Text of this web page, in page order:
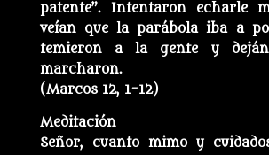
patente”. Intentaron echarle
veían que la parábola iba a
temieron a la gente y
marcharon.
(Marcos 12, 1-12)
Meditación
Señor, cuanto mimo y